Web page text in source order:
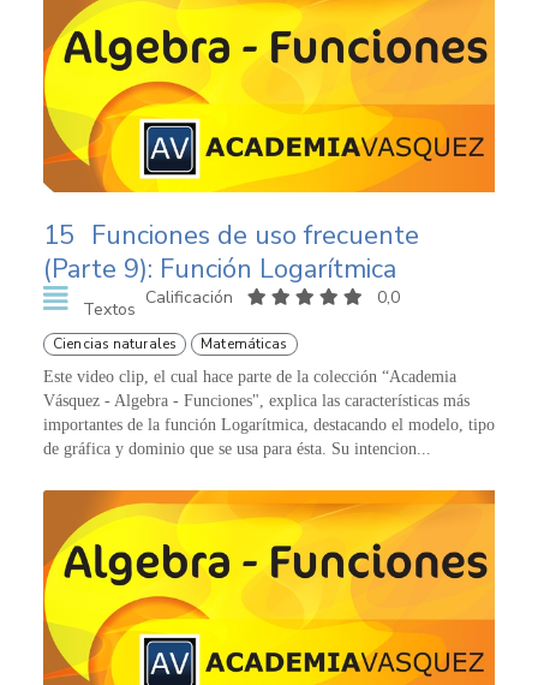
15 Funciones de uso frecuente
(Parte 9): Función Logarítmica
Textos
Calificación 0,0
Ciencias naturales Matemáticas
Este video clip, el cual hace parte de la colección “Academia
Vásquez - Algebra - Funciones", explica las características más
importantes de la función Logarítmica, destacando el modelo, tipo
de gráfica y dominio que se usa para ésta. Su intencion...